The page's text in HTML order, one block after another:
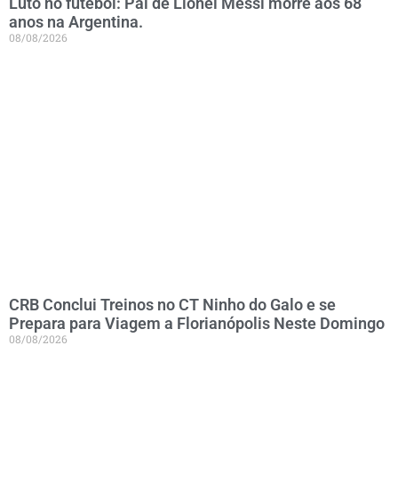
anos na Argentina.
08/08/2026
CRB Conclui Treinos no CT Ninho do Galo e se
Prepara para Viagem a Florianópolis Neste Domingo
08/08/2026